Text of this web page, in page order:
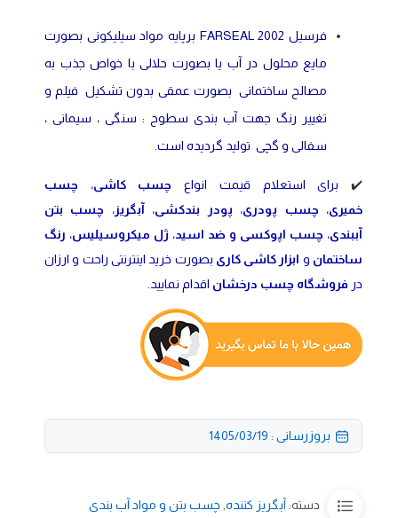
فرسیل FARSEAL 2002 برپایه مواد سیلیکونی بصورت
مایع محلول در آب یا بصورت حلالی با خواص جذب به
مصالح ساختمانی بصورت عمقی بدون تشکیل فیلم و
تغییر رنگ جهت آب بندی سطوح : سنگی ، سیمانی ،
سفالی و گچی تولید گردیده است.
✔️ برای استعلام قیمت انواع چسب کاشی، چسب
خمیری، چسب پودری، پودر بندکشی، آبگریز، چسب بتن
آببندی، چسب اپوکسی و ضد اسید، ژل میکروسیلیس، رنگ
ساختمان و ابزار کاشی کاری بصورت خرید اینترنتی راحت و ارزان
در فروشگاه چسب درخشان اقدام نمایید.
بروزرسانی : 1405/03/19
دسته: آبگریز کننده چسب بتن و مواد آب بندی